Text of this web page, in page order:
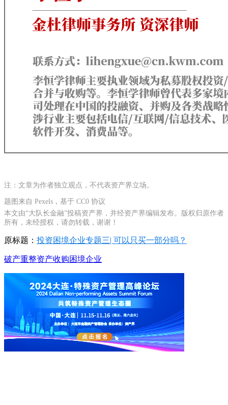
注：文章为作者独立观点，不代表资产界立场。
题图来自 Pexels，基于 CC0 协议
本文由“大队长金融”投稿资产界，并经资产界编辑发布。版权归原作者
所有，未经授权，请勿转载，谢谢！
原标题： 投资困境企业专题三| 可以只买一部分吗？
破产重整资产收购困境企业